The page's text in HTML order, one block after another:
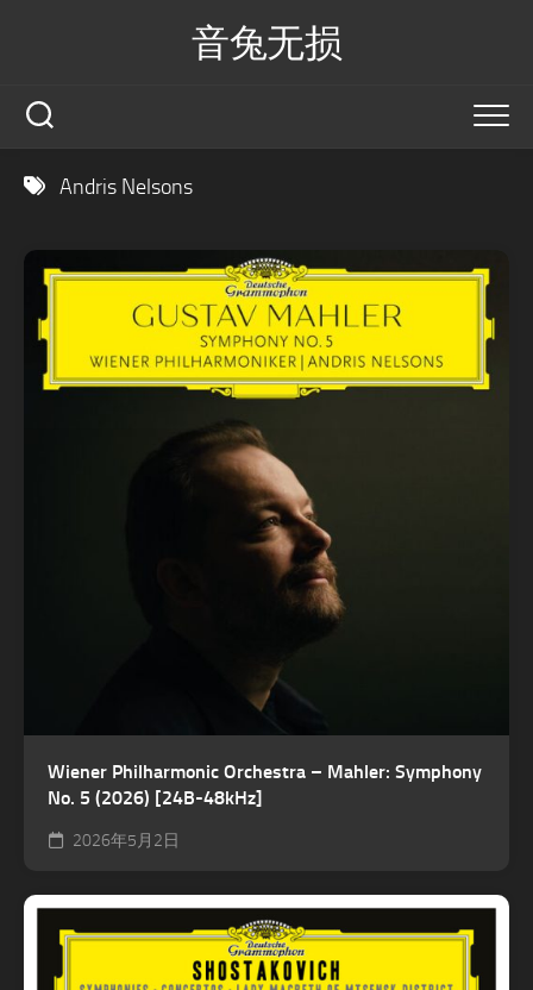
音兔无损
Andris Nelsons
Wiener Philharmonic Orchestra – Mahler: Symphony
No. 5 (2026) [24B-48kHz]
2026年5月2日